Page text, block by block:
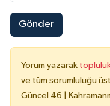
Gönder
Yorum yazarak topluluk
ve tüm sorumluluğu
Güncel 46 |